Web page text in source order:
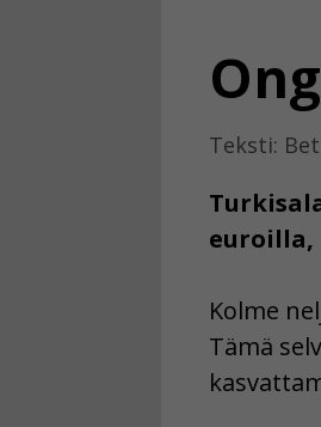
Teksti:
euroilla,
Kolme
Tämä